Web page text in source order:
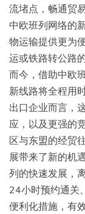
流堵点，畅通贸
中欧班列网络的
物运输提供更为
运或铁路转公路
而今，借助中欧
新线路将全程用
出口企业而言，
应，以及更强的
区与东盟的经贸
展带来了新的机
列的快速发展，
24小时预约通关
便利化措施，有